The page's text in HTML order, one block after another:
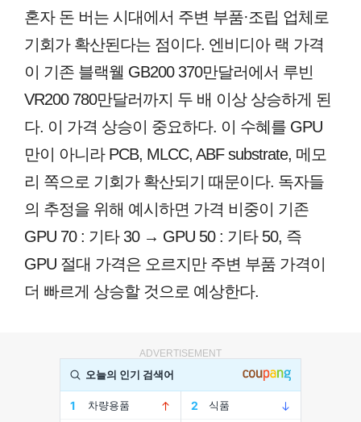
혼자 돈 버는 시대에서 주변 부품·조립 업체로
기회가 확산된다는 점이다. 엔비디아 랙 가격
이 기존 블랙웰 GB200 370만달러에서 루빈
VR200 780만달러까지 두 배 이상 상승하게 된
다. 이 가격 상승이 중요하다. 이 수혜를 GPU
만이 아니라 PCB, MLCC, ABF substrate, 메모
리 쪽으로 기회가 확산되기 때문이다. 독자들
의 추정을 위해 예시하면 가격 비중이 기존
GPU 70 : 기타 30 → GPU 50 : 기타 50, 즉
GPU 절대 가격은 오르지만 주변 부품 가격이
더 빠르게 상승할 것으로 예상한다.
ADVERTISEMENT